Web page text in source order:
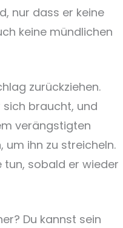
nur dass er keine
keine mündlichen
zurückziehen.
sich braucht, und
verängstigten
um ihn zu streicheln.
sobald er wieder
Du kannst sein